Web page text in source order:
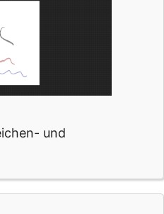
und